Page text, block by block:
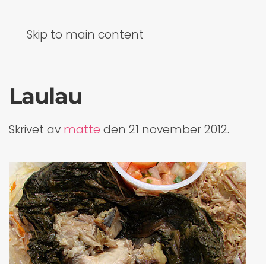
Skip to main content
Laulau
Skrivet av matte den 21 november 2012.